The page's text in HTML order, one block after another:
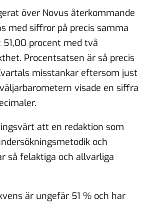
över Novus återkommande
med siffror på precis samma
51,00 procent med två
Procentsatsen är så precis
misstankar eftersom just
visade en siffra
att en redaktion som
och
så felaktiga och allvarliga
är ungefär 51 % och har